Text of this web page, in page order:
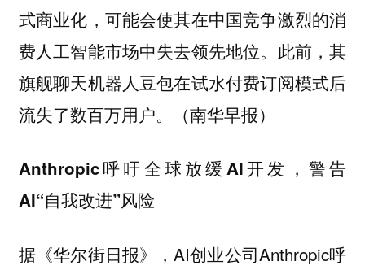
式商业化，可能会使其在中国竞争激烈的消
费人工智能市场中失去领先地位。此前，其
旗舰聊天机器人豆包在试水付费订阅模式后
流失了数百万用户。（南华早报）
Anthropic呼吁全球放缓AI开发，警告
AI“自我改进”风险
据《华尔街日报》，AI创业公司Anthropic呼